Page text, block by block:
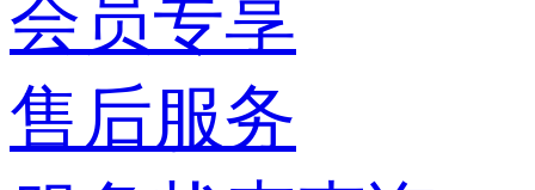
会员专享
售后服务